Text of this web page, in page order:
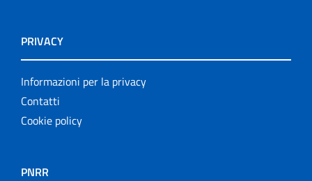
PRIVACY
Informazioni per la privacy
Contatti
Cookie policy
PNRR